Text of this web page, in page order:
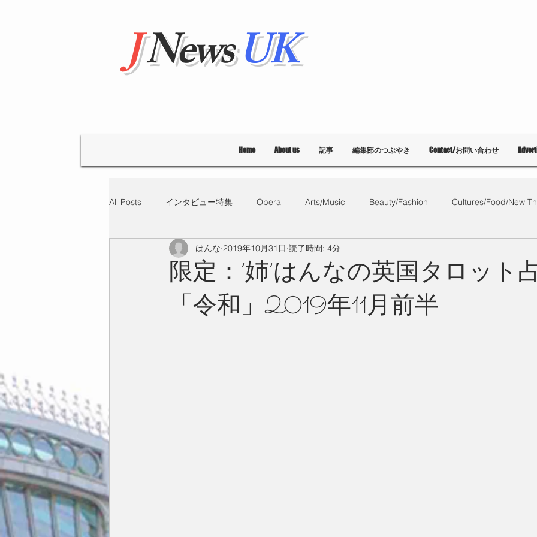
JNewsUK
Home About us 記事 編集部のつぶやき Contact/お問い合わせ
All Posts インタビュー特集 Opera Arts/Music Beauty/Fashion Cultures/Food/New
"Hello' from Tokyo 連載 What's on? 教育
占い 英国／欧州 News つぶやき
限定：’姉’はんなの英国タロット
「令和」2019年11月前半
はんな 2019年10月31日 読了時間: 4分